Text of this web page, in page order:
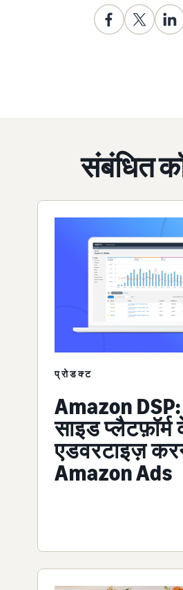
संबंधित
प्रोडक्ट
Amazon DSP:
साइड
एडवरटाइज़
Amazon Ads